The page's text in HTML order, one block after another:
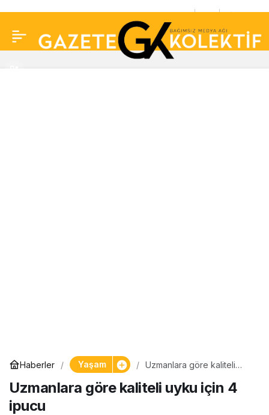
Haberler Yaşam
Uzmanlara göre kaliteli
Uzmanlara göre kaliteli uyku için 4
ipucu
Mert Ayaydın kimdir?